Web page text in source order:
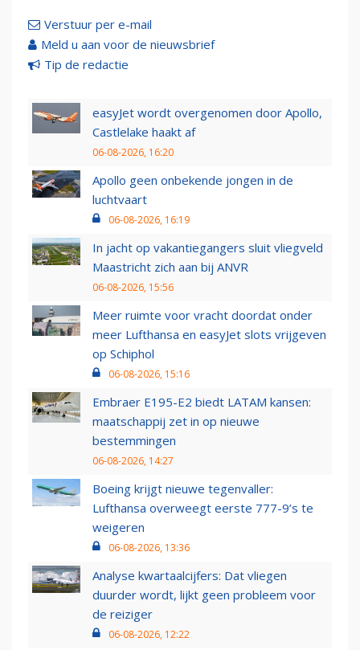
Verstuur per e-mail
Meld u aan voor de nieuwsbrief
Tip de redactie
easyJet wordt overgenomen door Apollo,
Castlelake haakt af
06-08-2026, 16:20
Apollo geen onbekende jongen in de
luchtvaart
06-08-2026, 16:19
In jacht op vakantiegangers sluit vliegveld
Maastricht zich aan bij ANVR
06-08-2026, 15:56
Meer ruimte voor vracht doordat onder
meer Lufthansa en easyJet slots vrijgeven
op Schiphol
06-08-2026, 15:16
Embraer E195-E2 biedt LATAM kansen:
maatschappij zet in op nieuwe
bestemmingen
06-08-2026, 14:27
Boeing krijgt nieuwe tegenvaller:
Lufthansa overweegt eerste 777-9’s te
weigeren
06-08-2026, 13:36
Analyse kwartaalcijfers: Dat vliegen
duurder wordt, lijkt geen probleem voor
de reiziger
06-08-2026, 12:22